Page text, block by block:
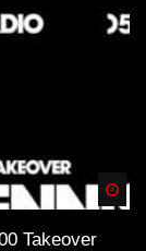
Takeover